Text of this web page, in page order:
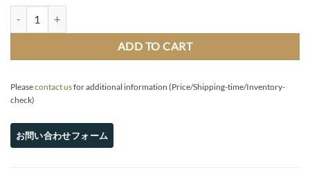
ADD TO CART
Pleasecontact usfor additional information (Price/Shipping-time/Inventory-
check)